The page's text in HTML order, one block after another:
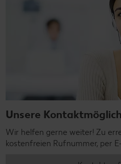
Unsere
Wir helfen gerne weiter! Zu
kostenfreien Rufnummer, per